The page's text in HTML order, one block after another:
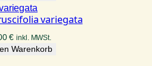
variegata
€ inkl. MWSt.
Warenkorb